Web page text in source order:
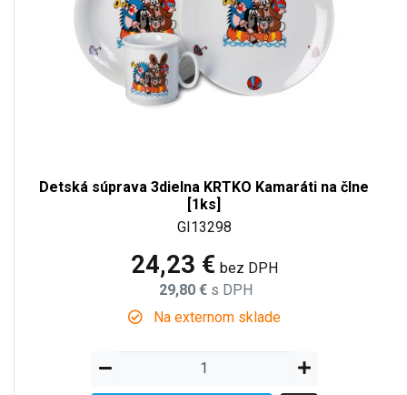
Detská súprava 3dielna KRTKO Kamaráti na člne
[1ks]
GI13298
24,23 € bez DPH
29,80 € s DPH
Na externom sklade